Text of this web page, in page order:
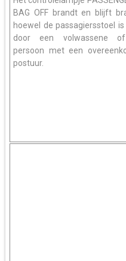
BAG OFF brandt en blijft
hoewel de passagiersstoel
door een volwassene
persoon met een
postuur.